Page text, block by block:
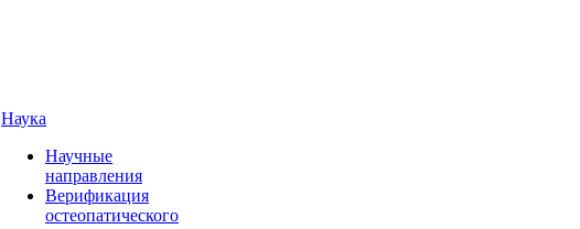
Наука
Научные
направления
Верификация
остеопатического